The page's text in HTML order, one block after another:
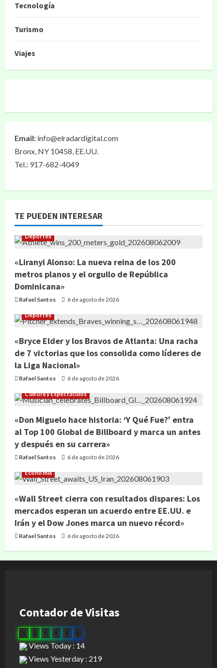
Tecnología
Turismo
Viajes
Email: info@elradardigital.com
Bronx, NY 10458, EE.UU.
Tel.: 917-682-4049
TE PUEDEN INTERESAR
Deportes
«Liranyi Alonso: La nueva reina de los 200
metros planos y el orgullo de República
Dominicana»
Rafael Santos 6 de agosto de 2026
Deportes
«Bryce Elder y los Bravos de Atlanta: Una racha
de 7 victorias que los consolida como líderes de
la Liga Nacional»
Rafael Santos 6 de agosto de 2026
Cultura y Espectáculos
«Don Miguelo hace historia: ‘Y Qué Fue?’ entra
al Top 100 Global de Billboard y marca un antes
y después en su carrera»
Rafael Santos 6 de agosto de 2026
Economía
«Wall Street cierra con resultados dispares: Los
mercados esperan un acuerdo entre EE.UU. e
Irán y el Dow Jones marca un nuevo récord»
Rafael Santos 6 de agosto de 2026
Contador de Visitas
3 0 9 0 3
Views Today : 14
Views Yesterday : 219